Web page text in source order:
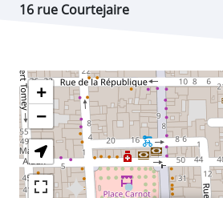
16 rue Courtejaire
+
−